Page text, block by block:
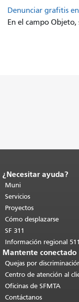
Denunciar grafitis
En el campo Objeto,
Fin del contenido de la
de esta página se repite
páginas.Volver al
contenido principal
¿Necesitar ayuda?
Muni
Servicios
Proyectos
Cómo desplazarse
SF 311
Información regional 511
Mantente conectado
Quejas por
Centro de atención al
Oficinas de SFMTA
Contáctanos